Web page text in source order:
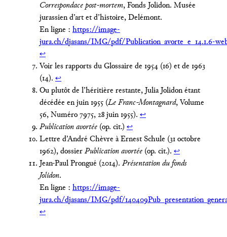
Correspondace post-mortem, Fonds Jolidon. Musée
jurassien d’art et d’histoire, Delémont.
En ligne : https://image-
jura.ch/djasans/IMG/pdf/
↩︎
Voir les rapports du Glossaire de 1954 (16) et de 1963
(14). ↩︎
Ou plutôt de l’héritière restante, Julia Jolidon étant
décédée en juin 1955 (Le Franc-Montagnard, Volume
56, Numéro 7975, 28 juin 1955). ↩︎
Publication avortée (op. cit.) ↩︎
Lettre d’André Chèvre à Ernest Schule (31 octobre
1962), dossierPublication avortée (op. cit.). ↩︎
Jean-Paul Prongué (2014). Présentation du fonds
Jolidon.
En ligne : https://image-
jura.ch/djasans/IMG/pdf/
↩︎